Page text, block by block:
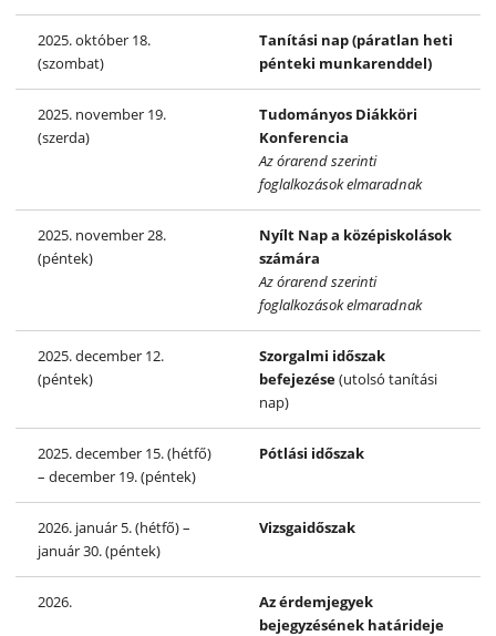
2025. október 18.
(szombat)
Tanítási nap (páratlan heti
pénteki munkarenddel)
2025. november 19.
(szerda)
Tudományos Diákköri
Konferencia
Az órarend szerinti
foglalkozások elmaradnak
2025. november 28.
(péntek)
Nyílt Nap a középiskolások
számára
Az órarend szerinti
foglalkozások elmaradnak
2025. december 12.
(péntek)
Szorgalmi időszak
befejezése(utolsó tanítási
nap)
2025. december 15. (hétfő)
– december 19. (péntek)
Pótlási időszak
2026. január 5. (hétfő) –
január 30. (péntek)
Vizsgaidőszak
2026.
Az érdemjegyek
bejegyzésének határideje